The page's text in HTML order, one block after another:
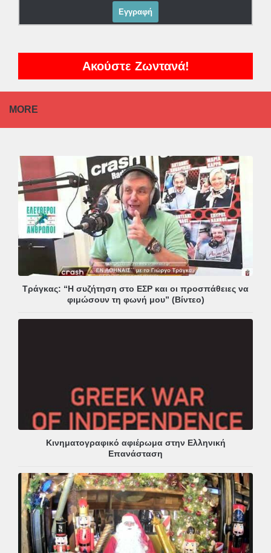
Ακούστε Ζωντανά!
MORE
Τράγκας: “Η συζήτηση στο ΕΣΡ και οι προσπάθειες να
φιμώσουν τη φωνή μου” (Βίντεο)
Κινηματογραφικό αφιέρωμα στην Ελληνική
Επανάσταση